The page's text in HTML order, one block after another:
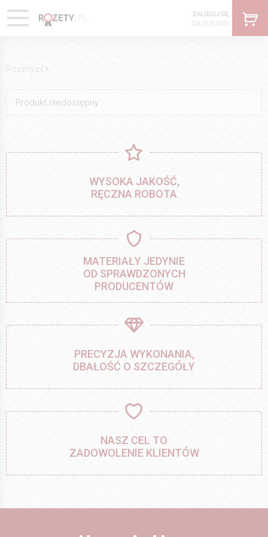
ZALOGUJ SIĘ
ZAŁÓŻ KONTO
Rozety.pl ›
Produkt niedostępny
WYSOKA JAKOŚĆ,
RĘCZNA ROBOTA
MATERIAŁY JEDYNIE
OD SPRAWDZONYCH
PRODUCENTÓW
PRECYZJA WYKONANIA,
DBAŁOŚĆ O SZCZEGÓŁY
NASZ CEL TO
ZADOWOLENIE KLIENTÓW